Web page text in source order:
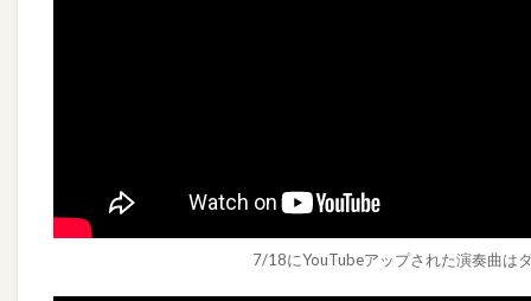
7/18にYouTubeアップされた演奏曲は